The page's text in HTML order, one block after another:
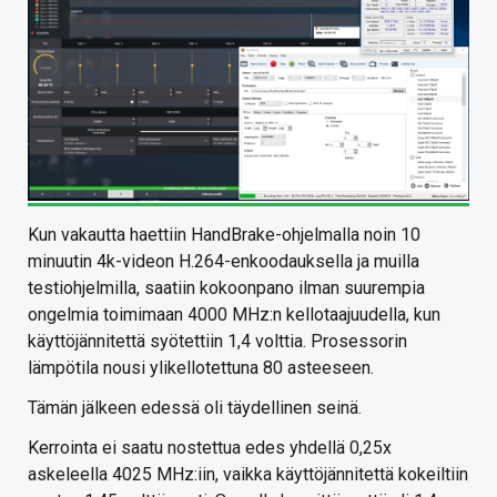
Kun vakautta haettiin HandBrake-ohjelmalla noin 10
minuutin 4k-videon H.264-enkoodauksella ja muilla
testiohjelmilla, saatiin kokoonpano ilman suurempia
ongelmia toimimaan 4000 MHz:n kellotaajuudella, kun
käyttöjännitettä syötettiin 1,4 volttia. Prosessorin
lämpötila nousi ylikellotettuna 80 asteeseen.
Tämän jälkeen edessä oli täydellinen seinä.
Kerrointa ei saatu nostettua edes yhdellä 0,25x
askeleella 4025 MHz:iin, vaikka käyttöjännitettä kokeiltiin